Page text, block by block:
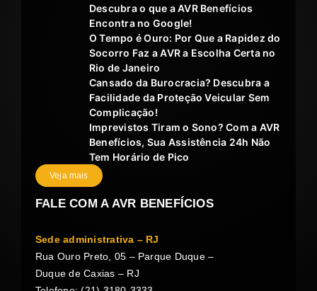
Descubra o que a AVR Benefícios
Encontra no Google!
O Tempo é Ouro: Por Que a Rapidez do
Socorro Faz a AVR a Escolha Certa no
Rio de Janeiro
Cansado da Burocracia? Descubra a
Facilidade da Proteção Veicular Sem
Complicação!
Imprevistos Tiram o Sono? Com a AVR
Benefícios, Sua Assistência 24h Não
Tem Horário de Pico
Veja mais
FALE COM A AVR BENEFÍCIOS
Sede administrativa – RJ
Rua Ouro Preto, 05 – Parque Duque –
Duque de Caxias – RJ